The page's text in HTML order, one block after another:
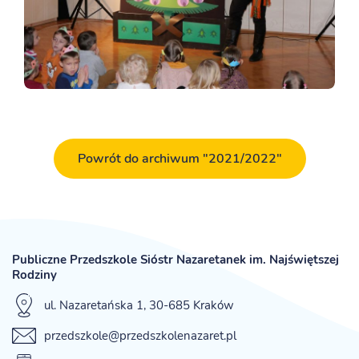
Powrót do archiwum "2021/2022"
Publiczne Przedszkole Sióstr Nazaretanek im. Najświętszej
Rodziny
ul. Nazaretańska 1, 30-685 Kraków
przedszkole@przedszkolenazaret.pl